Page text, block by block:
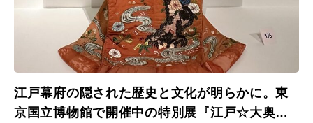
江戸幕府の隠された歴史と文化が明らかに。東
京国立博物館で開催中の特別展『江戸☆大奥』